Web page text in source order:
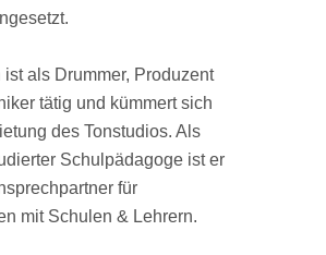
ist als Drummer, Produzent
tätig und kümmert sich
des Tonstudios. Als
Schulpädagoge ist er
für
mit Schulen & Lehrern.